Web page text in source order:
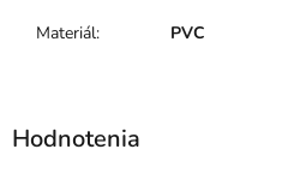
Materiál: PVC